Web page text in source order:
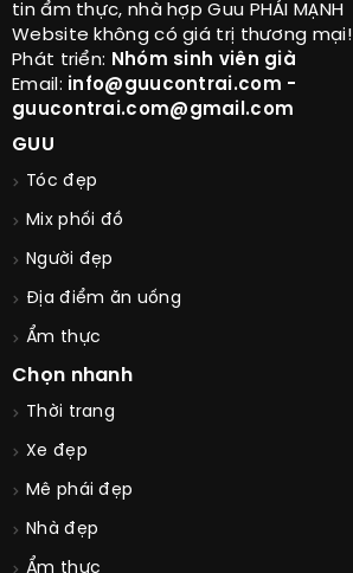
tin ẩm thực, nhà hợp Guu PHÁI MẠNH
Website không có giá trị thương mại!
Phát triển: Nhóm sinh viên già
Email: info@guucontrai.com -
guucontrai.com@gmail.com
GUU
Tóc đẹp
Mix phối đồ
Người đẹp
Địa điểm ăn uống
Ẩm thực
Chọn nhanh
Thời trang
Xe đẹp
Mê phái đẹp
Nhà đẹp
Ẩm thực